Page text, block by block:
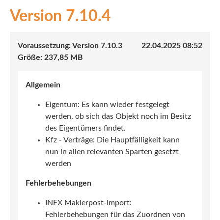
INEX
Leben
Investment
7.10.4
22.04.2025 08:52
7.10.3
237,85 MB
Allgemein
Eigentum: Es kann wieder festgelegt
werden, ob sich das Objekt noch im Besitz
des Eigentümers findet.
Kfz - Verträge: Die Hauptfälligkeit kann
nun in allen relevanten Sparten gesetzt
werden
Fehlerbehebungen
INEX Maklerpost-Import:
Fehlerbehebungen für das Zuordnen von